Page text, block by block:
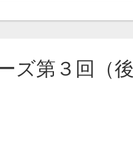
第３回（後